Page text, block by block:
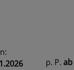
p. P. ab